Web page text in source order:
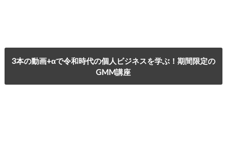
3本の動画+αで令和時代の個人ビジネスを学ぶ！期間限定の
GMM講座